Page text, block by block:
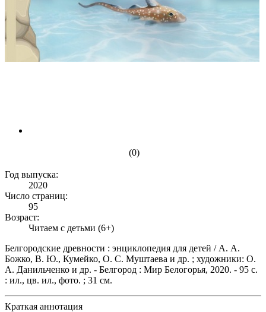
(0)
Год выпуска:
2020
Число страниц:
95
Возраст:
Читаем с детьми (6+)
Белгородские древности : энциклопедия для детей / А. А.
Божко, В. Ю., Кумейко, О. С. Муштаева и др. ; художники: О.
А. Данильченко и др. - Белгород : Мир Белогорья, 2020. - 95 с.
: ил., цв. ил., фото. ; 31 см.
Краткая аннотация